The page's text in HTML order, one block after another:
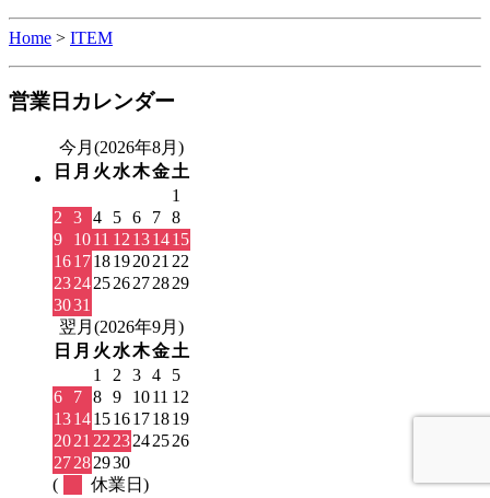
Home > ITEM
営業日カレンダー
今月(2026年8月)
日 月 火 水木金土
1
2
3 4 5 6 7 8
9
1011 12 131415
161718192021 22
23242526272829
3031
翌月(2026年9月)
日 月 火 水木金土
1
2 3 4
5
6
7 8 9 1011 12
13141516171819
2021 22 23242526
27282930
(
休業日)